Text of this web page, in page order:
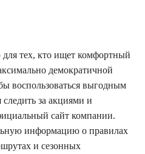
тех, кто ищет комфортный
демократичной
воспользоваться выгодным
за акциями и
сайт компании.
информацию о правилах
и сезонных